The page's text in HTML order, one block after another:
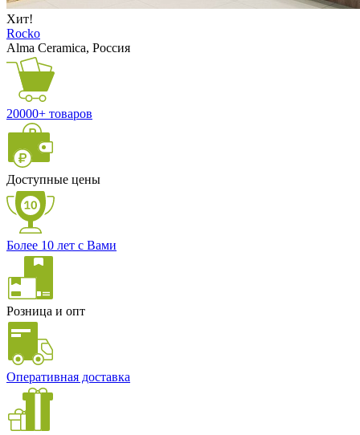
Хит!
Rocko
Alma Ceramica, Россия
20000+ товаров
Доступные цены
Более 10 лет с Вами
Розница и опт
Оперативная доставка